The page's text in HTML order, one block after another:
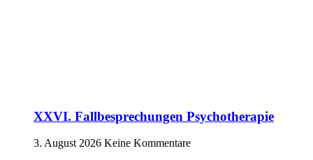
XXVI. Fallbesprechungen Psychotherapie
3. August 2026 Keine Kommentare